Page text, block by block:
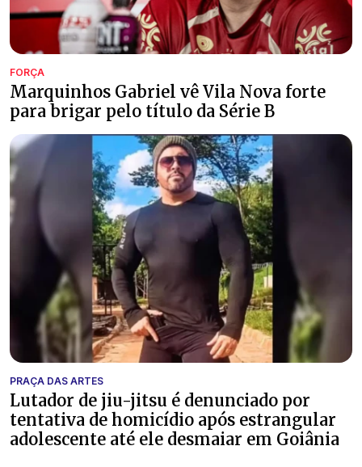
FORÇA
Marquinhos Gabriel vê Vila Nova forte
para brigar pelo título da Série B
PRAÇA DAS ARTES
Lutador de jiu-jitsu é denunciado por
tentativa de homicídio após estrangular
adolescente até ele desmaiar em Goiânia